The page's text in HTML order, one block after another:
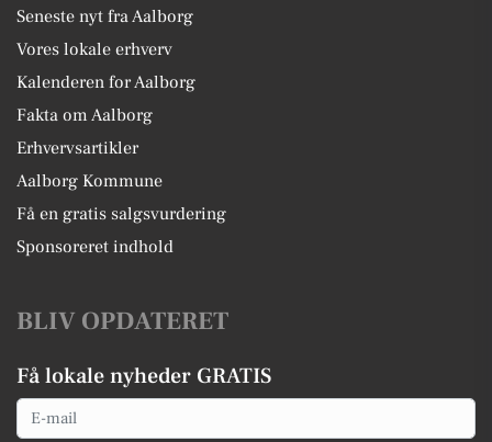
Seneste nyt fra Aalborg
Vores lokale erhverv
Kalenderen for Aalborg
Fakta om Aalborg
Erhvervsartikler
Aalborg Kommune
Få en gratis salgsvurdering
Sponsoreret indhold
BLIV OPDATERET
Få lokale nyheder GRATIS
Email